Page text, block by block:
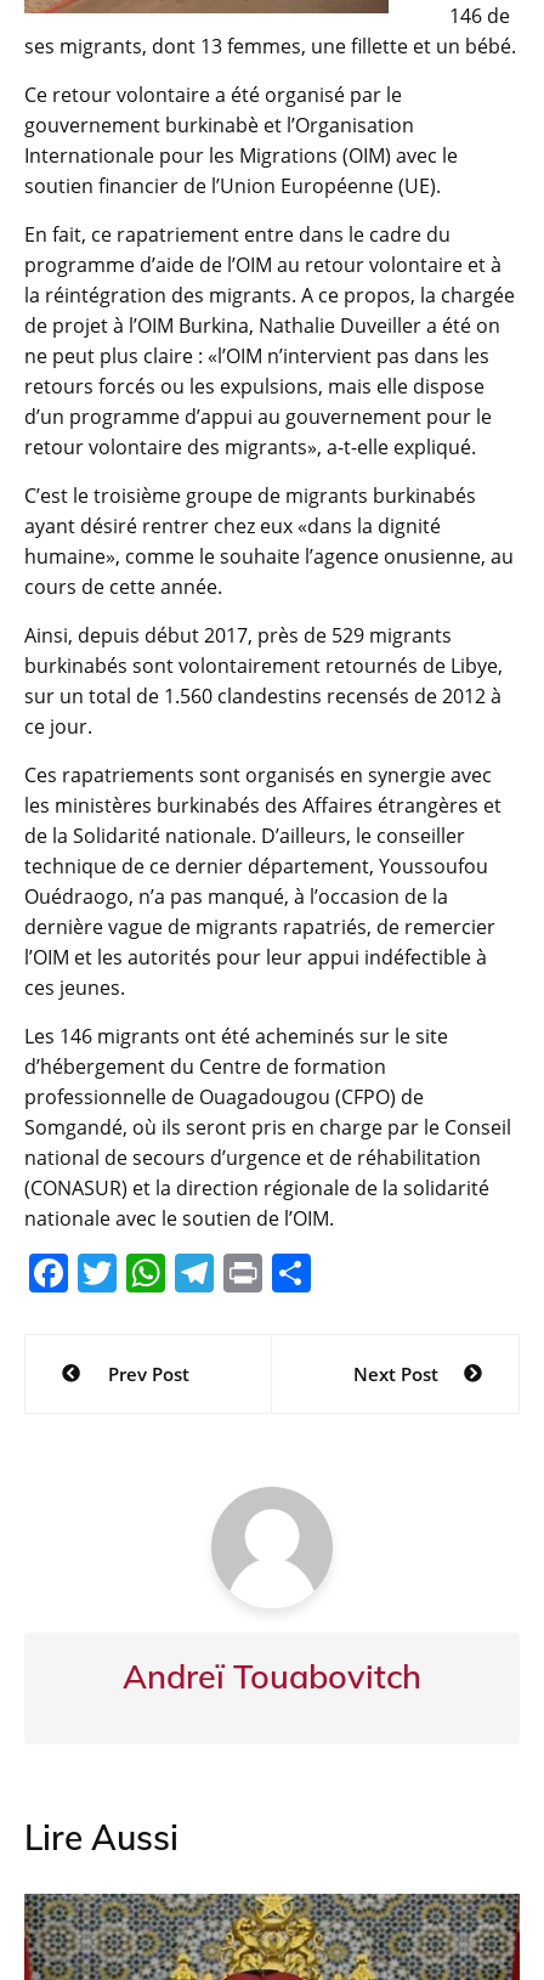
146 de
ses migrants, dont 13 femmes, une fillette et un bébé.
Ce retour volontaire a été organisé par le
gouvernement burkinabè et l’Organisation
Internationale pour les Migrations (OIM) avec le
soutien financier de l’Union Européenne (UE).
En fait, ce rapatriement entre dans le cadre du
programme d’aide de l’OIM au retour volontaire et à
la réintégration des migrants. A ce propos, la chargée
de projet à l’OIM Burkina, Nathalie Duveiller a été on
ne peut plus claire : «l’OIM n’intervient pas dans les
retours forcés ou les expulsions, mais elle dispose
d’un programme d’appui au gouvernement pour le
retour volontaire des migrants», a-t-elle expliqué.
C’est le troisième groupe de migrants burkinabés
ayant désiré rentrer chez eux «dans la dignité
humaine», comme le souhaite l’agence onusienne, au
cours de cette année.
Ainsi, depuis début 2017, près de 529 migrants
burkinabés sont volontairement retournés de Libye,
sur un total de 1.560 clandestins recensés de 2012 à
ce jour.
Ces rapatriements sont organisés en synergie avec
les ministères burkinabés des Affaires étrangères et
de la Solidarité nationale. D’ailleurs, le conseiller
technique de ce dernier département, Youssoufou
Ouédraogo, n’a pas manqué, à l’occasion de la
dernière vague de migrants rapatriés, de remercier
l’OIM et les autorités pour leur appui indéfectible à
ces jeunes.
Les 146 migrants ont été acheminés sur le site
d’hébergement du Centre de formation
professionnelle de Ouagadougou (CFPO) de
Somgandé, où ils seront pris en charge par le Conseil
national de secours d’urgence et de réhabilitation
(CONASUR) et la direction régionale de la solidarité
nationale avec le soutien de l’OIM.
F
c
e
T
er
W
s
T Pr
Navigation
Prev Post Next Post
Andreï Touabovitch
Lire Aussi